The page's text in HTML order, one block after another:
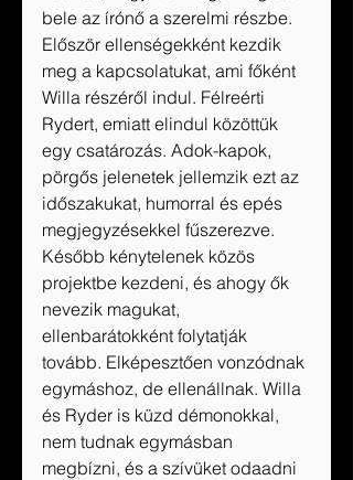
bele az írónő a szerelmi részbe.
Először ellenségekként kezdik
meg a kapcsolatukat, ami főként
Willa részéről indul. Félreérti
Rydert, emiatt elindul közöttük
egy csatározás. Adok-kapok,
pörgős jelenetek jellemzik ezt az
időszakukat, humorral és epés
megjegyzésekkel fűszerezve.
Később kénytelenek közös
projektbe kezdeni, és ahogy ők
nevezik magukat,
ellenbarátokként folytatják
tovább. Elképesztően vonzódnak
egymáshoz, de ellenállnak. Willa
és Ryder is küzd démonokkal,
nem tudnak egymásban
megbízni, és a szívüket odaadni